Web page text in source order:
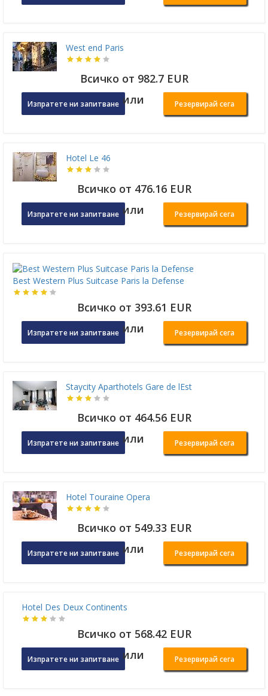
West end Paris
Всичко от 982.7 EUR
Изпратете ни запитване или Резервирай сега
Hotel Le 46
Всичко от 476.16 EUR
Изпратете ни запитване или Резервирай сега
Best Western Plus Suitcase Paris la Defense
Всичко от 393.61 EUR
Изпратете ни запитване или Резервирай сега
Staycity Aparthotels Gare de lEst
Всичко от 464.56 EUR
Изпратете ни запитване или Резервирай сега
Hotel Touraine Opera
Всичко от 549.33 EUR
Изпратете ни запитване или Резервирай сега
Hotel Des Deux Continents
Всичко от 568.42 EUR